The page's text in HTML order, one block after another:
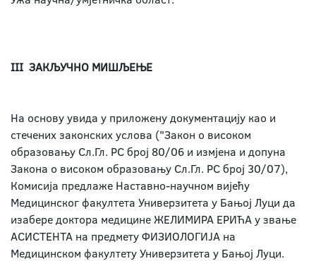
III ЗАКЉУЧНО МИШЉЕЊЕ
На основу увида у приложену документацију као и
стечених законских услова ("Закон о високом
образовању Сл.Гл. РС број 80/06 и измјена и допуна
Закона о високом образовању Сл.Гл. РС број 30/07),
Комисија предлаже Наставно-научном вијећу
Медицинског факултета Универзитета у Бањој Луци да
изабере доктора медицине ЖЕЛИМИРА ЕРИЋА у звање
АСИСТЕНТА на предмету ФИЗИОЛОГИЈА на
Медицинском факултету Универзитета у Бањој Луци.